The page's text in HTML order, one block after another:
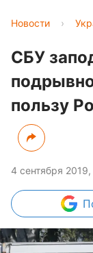
Новости ›
СБУ
пользу
4 сентября